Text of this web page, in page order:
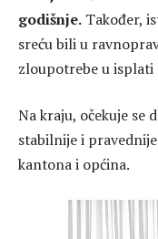
godišnje. Također,
sreću bili u
zloupotrebe u isplati
Na kraju, očekuje se
stabilnije i
kantona i općina.